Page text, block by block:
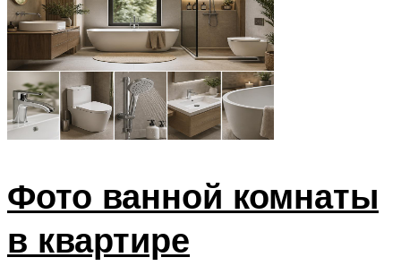
Фото ванной комнаты
в квартире